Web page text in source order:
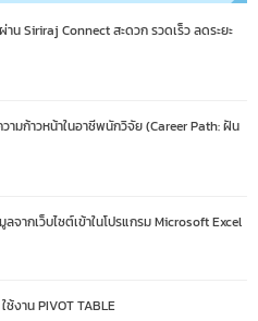
น Siriraj Connect สะดวก รวดเร็ว ลดระยะ
วามก้าวหน้าในอาชีพนักวิจัย (Career Path: ฝัน
จากเว็บไซต์เข้าในโปรแกรม Microsoft Excel
ช้งาน PIVOT TABLE